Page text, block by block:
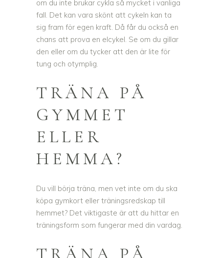
om du inte brukar cykla så mycket i vanliga
fall. Det kan vara skönt att cykeln kan ta
sig fram för egen kraft. Då får du också en
chans att prova en elcykel. Se om du gillar
den eller om du tycker att den är lite för
tung och otymplig.
TRÄNA PÅ
GYMMET
ELLER
HEMMA?
Du vill börja träna, men vet inte om du ska
köpa gymkort eller träningsredskap till
hemmet? Det viktigaste är att du hittar en
träningsform som fungerar med din vardag.